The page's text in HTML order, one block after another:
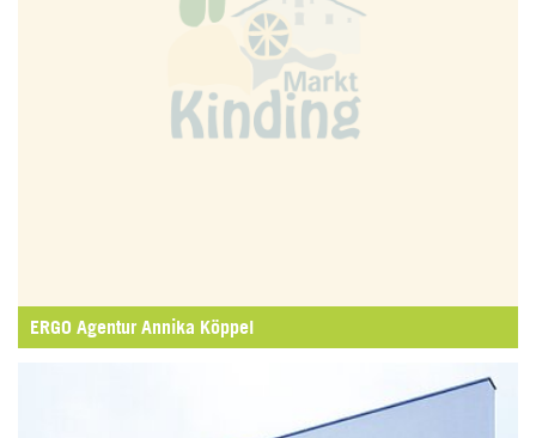
ERGO Agentur Annika Köppel